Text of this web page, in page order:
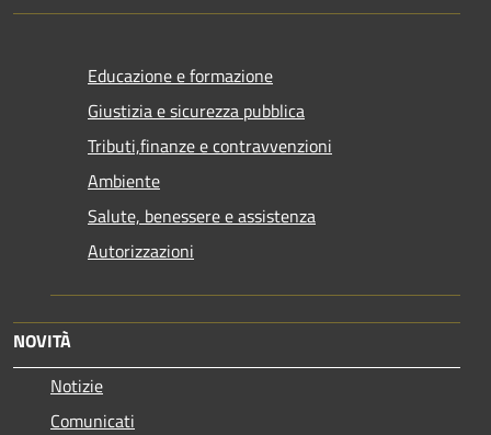
Educazione e formazione
Giustizia e sicurezza pubblica
Tributi,finanze e contravvenzioni
Ambiente
Salute, benessere e assistenza
Autorizzazioni
NOVITÀ
Notizie
Comunicati